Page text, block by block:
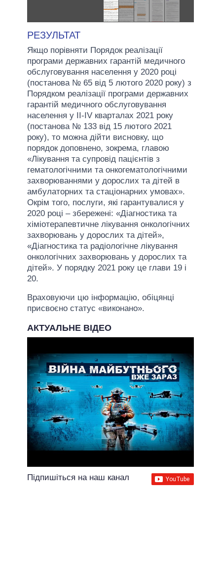
РЕЗУЛЬТАТ
Якщо порівняти Порядок реалізації
програми державних гарантій медичного
обслуговування населення у 2020 році
(постанова № 65 від 5 лютого 2020 року) з
Порядком реалізації програми державних
гарантій медичного обслуговування
населення у II-IV кварталах 2021 року
(постанова № 133 від 15 лютого 2021
року), то можна дійти висновку, що
порядок доповнено, зокрема, главою
«Лікування та супровід пацієнтів з
гематологічними та онкогематологічними
захворюваннями у дорослих та дітей в
амбулаторних та стаціонарних умовах».
Окрім того, послуги, які гарантувалися у
2020 році – збережені: «Діагностика та
хіміотерапевтичне лікування онкологічних
захворювань у дорослих та дітей»,
«Діагностика та радіологічне лікування
онкологічних захворювань у дорослих та
дітей». У порядку 2021 року це глави 19 і
20.
Враховуючи цю інформацію, обіцянці
присвоєно статус «виконано».
АКТУАЛЬНЕ ВІДЕО
Підпишіться на наш канал